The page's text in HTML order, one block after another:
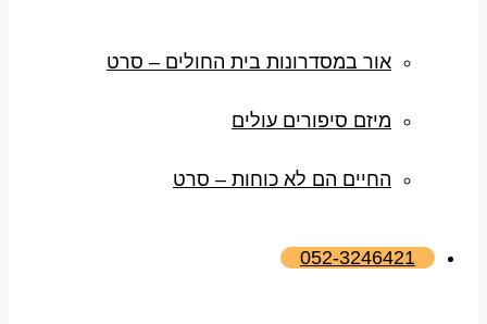
אור במסדרונות בית החולים – סרט
מיזם סיפורים עולים
החיים הם לא כוחות – סרט
052-3246421